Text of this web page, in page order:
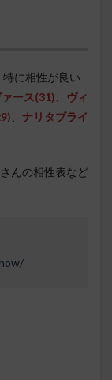
特に相性が良い
ース(31)
ヴィ
ナリタブライ
んの相性表など